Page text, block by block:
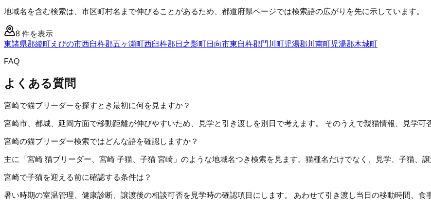
地域名を含む検索は、市区町村名まで伸びることがあるため、都道府県ページでは検索語の広がりを先に示しています。
8 件を表示
東諸県郡綾町えびの市西臼杵郡五ヶ瀬町西臼杵郡日之影町日向市東臼杵郡門川町児湯郡川南町児湯郡木城町
FAQ
よくある質問
宮崎で猫ブリーダーを探すとき最初に何を見ますか？
宮崎市、都城、延岡方面で移動距離が伸びやすいため、見学と引き渡しを別日で考えます。 そのうえで親猫情報、見学可
宮崎の猫ブリーダー検索ではどんな語を確認しますか？
主に「宮崎 猫ブリーダー、宮崎 子猫、子猫 宮崎」のような地域名つき検索を見ます。猫種名だけでなく、見学、子猫、
宮崎で子猫を迎える前に確認する条件は？
暑い時期の室温管理、健康診断、譲渡後の相談可否を見学時の確認項目にします。 あわせて引き渡し当日の移動時間、食